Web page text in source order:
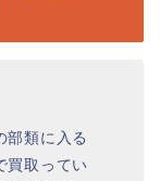
部類に入る
買取ってい